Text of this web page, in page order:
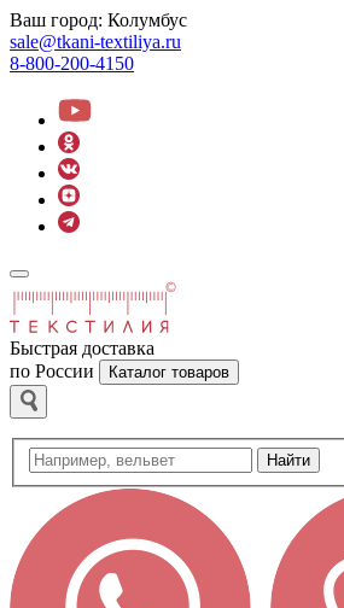
Ваш город: Колумбус
sale@tkani-textiliya.ru
8-800-200-4150
Быстрая доставка
по России
Каталог товаров
Найти